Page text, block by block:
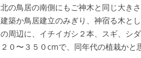
北の鳥居の南側にもご神木と同じ大き
建築か鳥居建立のみぎり、神宿る木と
の周辺に、イチイガシ２本、スギ、シ
２０〜３５０cmで、同年代の植栽かと